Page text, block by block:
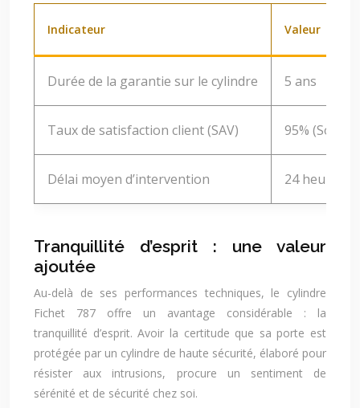
Indicateur Valeur
Durée de la garantie sur le cylindre 5 ans
Taux de satisfaction client (SAV) 95%
Délai moyen d’intervention 24 heures
Tranquillité d’esprit : une valeur
ajoutée
Au-delà de ses performances techniques, le cylindre
Fichet 787 offre un avantage considérable : la
tranquillité d’esprit. Avoir la certitude que sa porte est
protégée par un cylindre de haute sécurité, élaboré pour
résister aux intrusions, procure un sentiment de
sérénité et de sécurité chez soi.